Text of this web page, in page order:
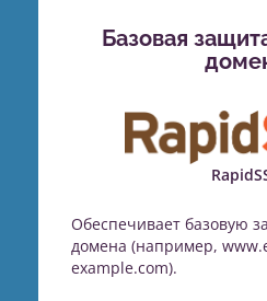
Базовая
Обеспечивает базовую
домена (например,
example.com).